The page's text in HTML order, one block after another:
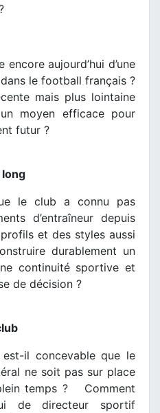
aujourd’hui d’une
le football français ?
mais plus lointaine
moyen efficace pour
futur ?
le club a connu pas
d’entraîneur depuis
et des styles aussi
durablement un
continuité sportive et
de décision ?
il concevable que le
ne soit pas sur place
temps ? Comment
de directeur sportif